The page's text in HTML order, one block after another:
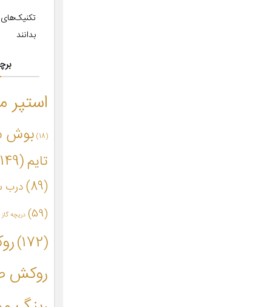
تکنیک‌های
بدانند
استپر
(18) بوش
تایم(149)
(89)
درب
(59)
دریچه
(172)
روکش